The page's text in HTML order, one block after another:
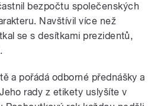
bezpočtu společenských
Navštívil více než
se s desítkami prezidentů,
a pořádá odborné přednášky a
rady z etikety uslyšíte v